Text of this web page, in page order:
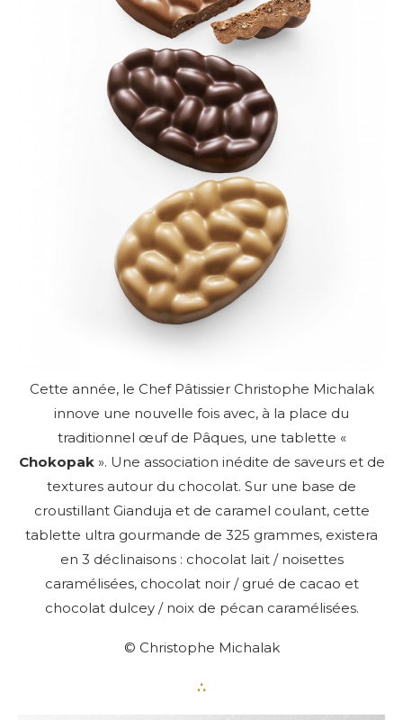
Cette année, le Chef Pâtissier Christophe Michalak
innove une nouvelle fois avec, à la place du
traditionnel œuf de Pâques, une tablette «
Chokopak». Une association inédite de saveurs et de
textures autour du chocolat. Sur une base de
croustillant Gianduja et de caramel coulant, cette
tablette ultra gourmande de 325 grammes, existera
en 3 déclinaisons : chocolat lait / noisettes
caramélisées, chocolat noir / grué de cacao et
chocolat dulcey / noix de pécan caramélisées.
© Christophe Michalak
∴